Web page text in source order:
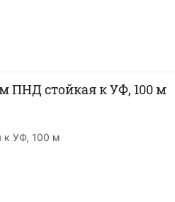
ПНД стойкая к УФ, 100 м
к УФ, 100 м